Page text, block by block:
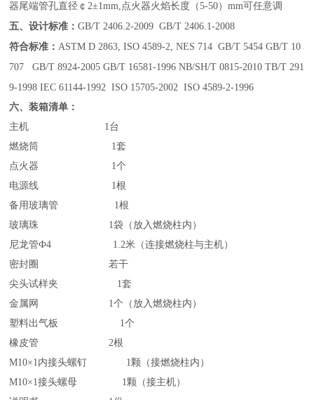
器尾端管孔直径￠2±1mm, 点火器火焰长度（5-50）mm可任意调
五、设计标准：GB/T 2406.2-2009 GB/T 2406.1-2008
符合标准：ASTM D 2863, ISO 4589-2, NES 714 GB/T 5454 GB/T 10
707
GB/T 8924-2005 GB/T 16581-1996 NB/SH/T 0815-2010 TB/T 291
9-1998 IEC 61144-1992 ISO 15705-2002 ISO 4589-2-1996
六、装箱清单：
主机 1台
燃烧筒 1套
点火器 1个
电源线 1根
备用玻璃管 1根
玻璃珠 1袋（放入燃烧柱内）
尼龙管Ф4 1.2米（连接燃烧柱与主机）
密封圈 若干
尖头试样夹 1套
金属网 1个（放入燃烧柱内）
塑料出气板 1个
橡皮管
2根
M10×1内接头螺钉 1颗（接燃烧柱内）
M10×1接头螺母 1颗（接主机）